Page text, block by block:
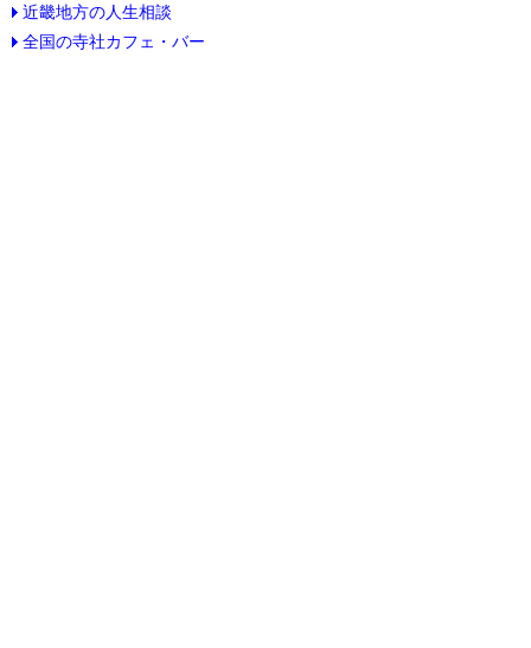
近畿地方の人生相談
全国の寺社カフェ・バー